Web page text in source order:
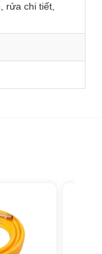
rửa chi tiết,